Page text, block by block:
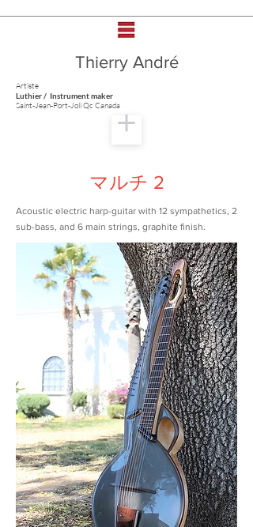
Thierry André
Artiste
Luthier / Instrument maker
Saint-Jean-Port-Joli Qc Canada
マルチ 2
Acoustic electric harp-guitar with 12 sympathetics, 2
sub-bass, and 6 main strings, graphite finish.